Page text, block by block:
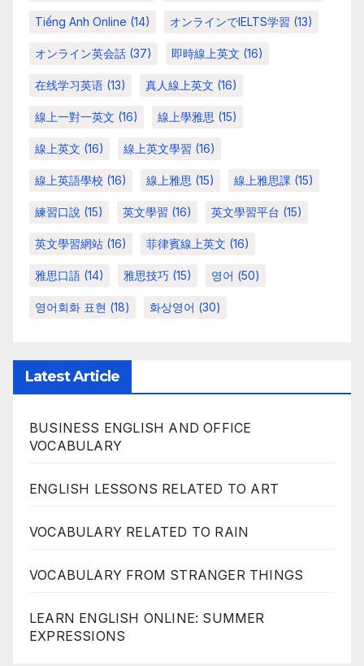
Tiếng Anh Online (14) オンラインでIELTS学習 (13)
オンライン英会話 (37) 即時線上英文 (16)
在线学习英语 (13) 真人線上英文 (16)
線上一對一英文 (16) 線上學雅思 (15)
線上英文 (16) 線上英文學習 (16)
線上英語學校 (16) 線上雅思 (15) 線上雅思課 (15)
練習口說 (15) 英文學習 (16) 英文學習平台 (15)
英文學習網站 (16) 菲律賓線上英文 (16)
雅思口語 (14) 雅思技巧 (15) 영어 (50)
영어회화 표현 (18) 화상영어 (30)
Latest Article
BUSINESS ENGLISH AND OFFICE
VOCABULARY
ENGLISH LESSONS RELATED TO ART
VOCABULARY RELATED TO RAIN
VOCABULARY FROM STRANGER THINGS
LEARN ENGLISH ONLINE: SUMMER
EXPRESSIONS